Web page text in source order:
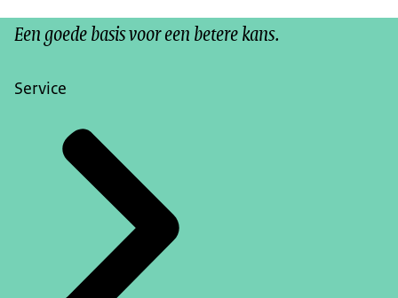
Een goede basis voor een betere kans.
Service